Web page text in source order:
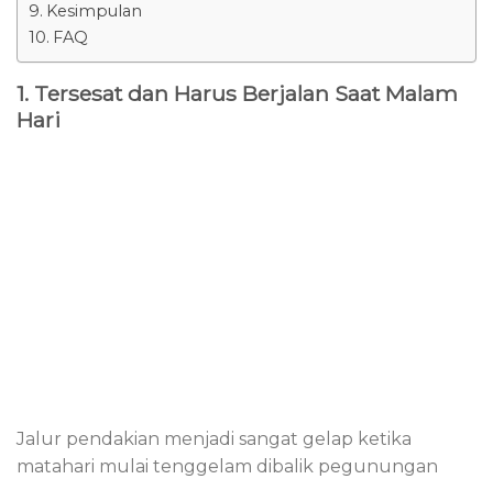
Kesimpulan
FAQ
1. Tersesat dan Harus Berjalan Saat Malam
Hari
Jalur pendakian menjadi sangat gelap ketika
matahari mulai tenggelam dibalik pegunungan